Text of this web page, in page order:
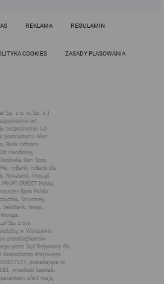
REKLAMA REGULAMIN
COOKIES ZASADY PLASOWANIA
z tzw. RODO) w ramach tzw.
w ramach serwisu do potrzeb
serwisów
Rankomat.pl Sp. z
Sp. z o. o. Sp.
Rankomat Sp. z o. o. Sp. k.), z
141), ul. Wolska 88, wpisana do rejestru
Rejestru Sądowego prowadzonego
m.st. Warszawy w Warszawie, XIII
Rejestru Sądowego, pod
posiadająca nr NIP: 527-275-18-81,
zwana dalej "Rankomat" wykorzystuje
technologię "cookies".
informacji dostarczonych przez
cookies w trakcie korzystania
określa niniejszy dokument.